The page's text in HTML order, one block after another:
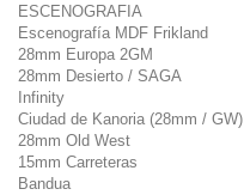
ESCENOGRAFIA
Escenografía MDF Frikland
28mm Europa 2GM
28mm Desierto / SAGA
Infinity
Ciudad de Kanoria (28mm / GW)
28mm Old West
15mm Carreteras
Bandua